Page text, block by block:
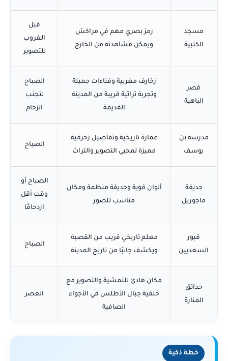
مسجد
الكتبية
رمز بصري مهم في مراكش
ويمكن مشاهدته من الخارج
قبل
الغروب
للتصوير
قصر
الباهية
زخارف مغربية وفناءات جميلة
وتجربة تراثية قريبة من المدينة
القديمة
الصباح
لتجنب
الزحام
مدرسة بن
يوسف
عمارة تاريخية وتفاصيل زخرفية
مميزة لمحبي التصوير والتراث
الصباح
حديقة
ماجوريل
ألوان قوية وحديقة منظمة ومكان
مناسب للصور
الصباح أو
وقت أقل
ازدحامًا
قبور
السعديين
معلم تاريخي قريب من القصبة
ويكشف جانبًا من تاريخ المدينة
الصباح
حدائق
المنارة
مكان هادئ للتمشية والتصوير مع
خلفية جبال الأطلس في الأجواء
الصافية
العصر
خطة ذكية